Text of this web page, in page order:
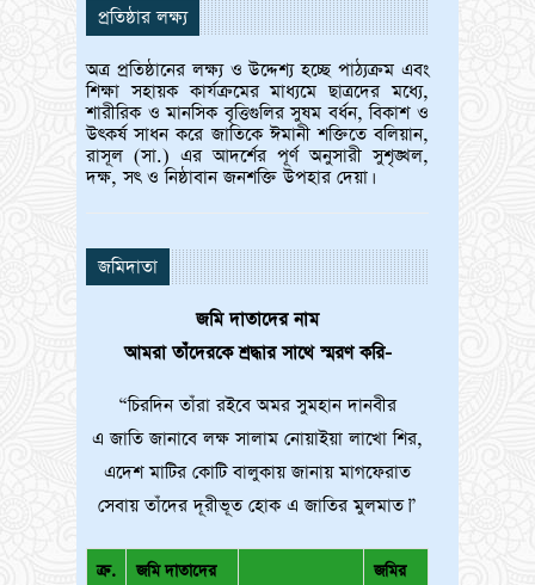
প্রতিষ্ঠার লক্ষ্য
অত্র প্রতিষ্ঠানের লক্ষ্য ও উদ্দেশ্য হচ্ছে পাঠ্যক্রম এবং
শিক্ষা সহায়ক কার্যক্রমের মাধ্যমে ছাত্রদের মধ্যে,
শারীরিক ও মানসিক বৃত্তিগুলির সুষম বর্ধন, বিকাশ ও
উৎকর্ষ সাধন করে জাতিকে ঈমানী শক্তিতে বলিয়ান,
রাসূল (সা.) এর আদর্শের পূর্ণ অনুসারী সুশৃঙ্খল,
দক্ষ, সৎ ও নিষ্ঠাবান জনশক্তি উপহার দেয়া।
জমিদাতা
জমি দাতাদের নাম
আমরা তাঁদেরকে শ্রদ্ধার সাথে স্মরণ করি-
“চিরদিন তাঁরা রইবে অমর সুমহান দানবীর
এ জাতি জানাবে লক্ষ সালাম নোয়াইয়া লাখো শির,
এদেশ মাটির কোটি বালুকায় জানায় মাগফেরাত
সেবায় তাঁদের দূরীভূত হোক এ জাতির মুলমাত।”
ক্র.
জমি দাতাদের
জমির